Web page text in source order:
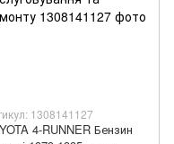
1308141127
4-RUNNER Бензин